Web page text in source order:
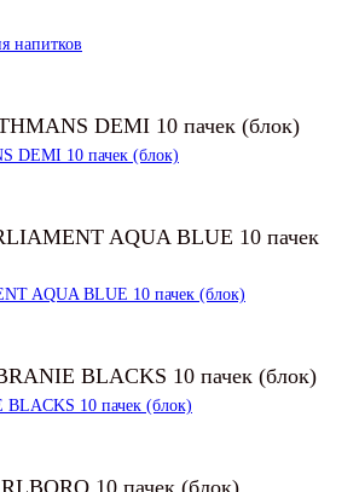
напитков
DEMI 10 пачек (блок)
AQUA BLUE 10 пачек (блок)
10 пачек (блок)